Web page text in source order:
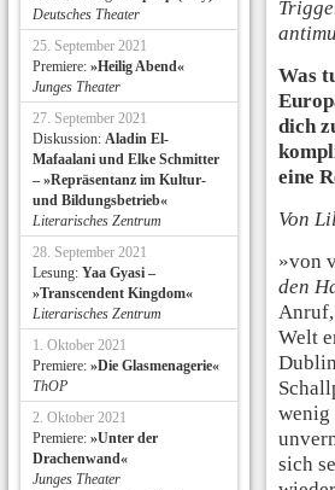
Was
dich
eine
Von
»von
den
Welt
wenig
sich
Deutsches Theater
25. September 2021
Premiere: »Heilig Abend«
Junges Theater
27. September 2021
Diskussion: Aladin El-
Mafaalani und Elke Schmitter
– »Repräsentanz im Kultur-
und Bildungsbetrieb«
Literarisches Zentrum
28. September 2021
Lesung: Yaa Gyasi –
»Transcendent Kingdom«
Literarisches Zentrum
1. Oktober 2021
Premiere: »Die Glasmenagerie«
ThOP
2. Oktober 2021
Premiere: »Unter der
Drachenwand«
Junges Theater